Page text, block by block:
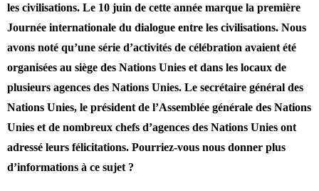
les civilisations. Le 10 juin de cette année marque la première
Journée internationale du dialogue entre les civilisations. Nous
avons noté qu’une série d’activités de célébration avaient été
organisées au siège des Nations Unies et dans les locaux de
plusieurs agences des Nations Unies. Le secrétaire général des
Nations Unies, le président de l’Assemblée générale des Nations
Unies et de nombreux chefs d’agences des Nations Unies ont
adressé leurs félicitations. Pourriez-vous nous donner plus
d’informations à ce sujet ?